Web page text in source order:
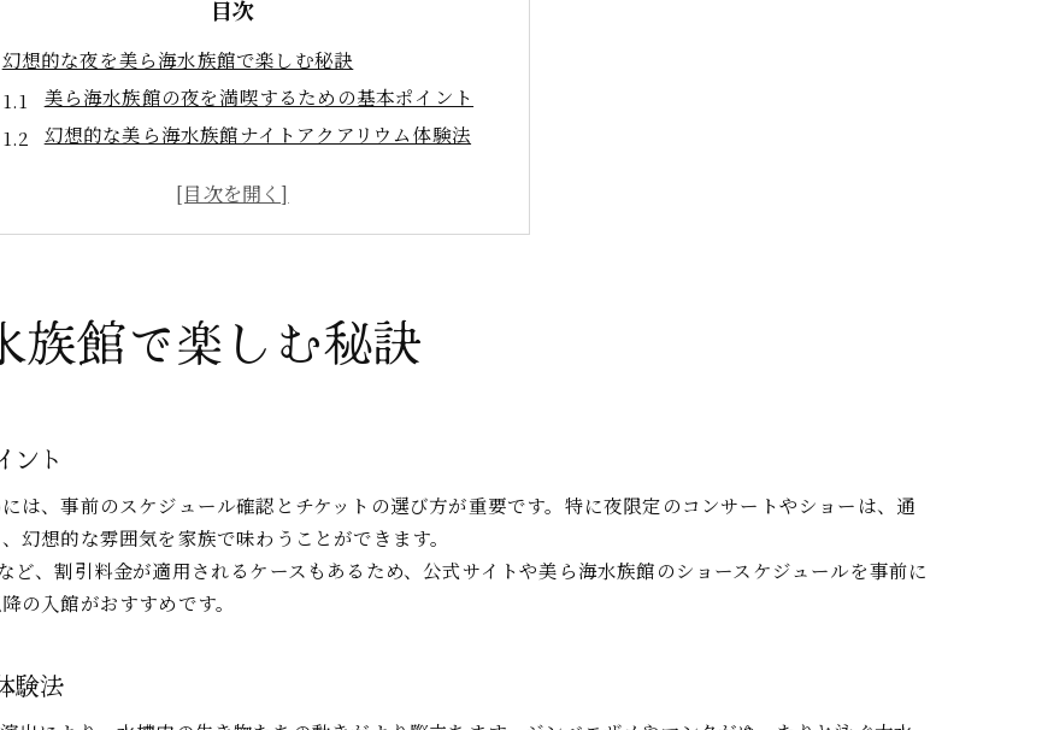
目次
幻想的な夜を美ら海水族館で楽しむ秘訣
美ら海水族館の夜を満喫するための基本ポイント
幻想的な美ら海水族館ナイトアクアリウム体験法
美ら海水族館の夜限定アトラクション活用方法
家族向け美ら海水族館ナイトイベントの魅力を解説
美ら海水族館で家族が楽しめる夜のショー紹介
美ら海水族館夜のショースケジュール確認術
ナイトアクアリウムの魅力と過ごし方を解説
美ら海水族館ナイトアクアリウムの魅力全解説
ナイトアクアリウムで幻想的な美ら海水族館体験
家族で楽しむ美ら海水族館夜の過ごし方提案
美ら海水族館ナイトショーの楽しみ方まとめ
族館で楽しむ秘訣
ント
は、事前のスケジュール確認とチケットの選び方が重要です。特に夜限定のコンサートやショーは、通
想的な雰囲気を家族で味わうことができます。
ど、割引料金が適用されるケースもあるため、公式サイトや美ら海水族館のショースケジュールを事前に
の入館がおすすめです。
験法